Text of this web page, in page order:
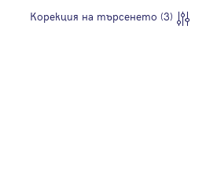
Address Runнаемодатели
Корекция на търсенето (3)